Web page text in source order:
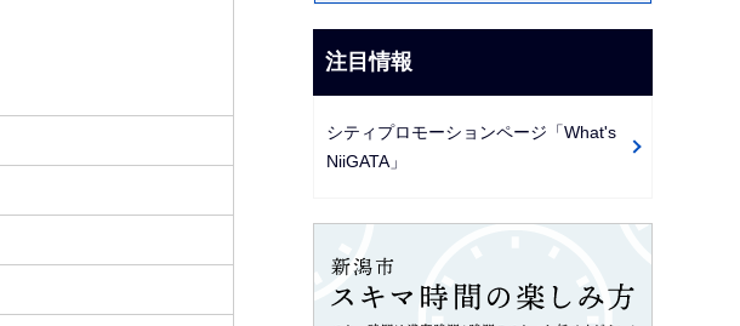
注目情報
シティプロモーションページ「What's
NiiGATA」